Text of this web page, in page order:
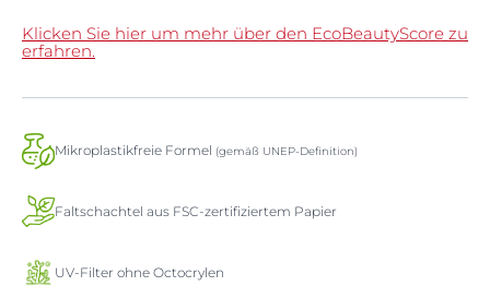
Klicken Sie hier um mehr über den EcoBeautyScore zu
erfahren.
Mikroplastikfreie Formel (gemäß UNEP-Definition)
Faltschachtel aus FSC-zertifiziertem Papier
UV-Filter ohne Octocrylen